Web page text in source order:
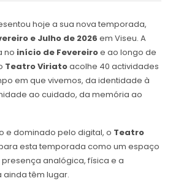
hoje a sua nova temporada,
e Julho de 2026 em Viseu. A
no início de Fevereiroe ao longo de
Teatro Viriatoacolhe 40 actividades
em que vivemos, da identidade à
ao cuidado, da memória ao
e dominado pelo digital, o Teatro
esta temporada como um espaço
analógica, física e a
têm lugar.